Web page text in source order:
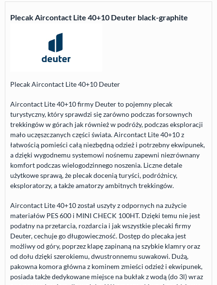
Plecak Aircontact Lite 40+10 Deuter black-graphite
Plecak Aircontact Lite 40+10 Deuter
Aircontact Lite 40+10 firmy Deuter to pojemny plecak
turystyczny, który sprawdzi się zarówno podczas forsownych
trekkingów w górach jak również w podróży, podczas eksploracji
mało uczęszczanych części świata. Aircontact Lite 40+10 z
łatwością pomieści całą niezbędną odzież i potrzebny ekwipunek,
a dzięki wygodnemu systemowi nośnemu zapewni niezrównany
komfort podczas wielogodzinnego noszenia. Liczne detale
użytkowe sprawą, że plecak docenią turyści, podróżnicy,
eksploratorzy, a także amatorzy ambitnych trekkingów.
Aircontact Lite 40+10 został uszyty z odpornych na zużycie
materiałów PES600 i MINI CHECK 100HT. Dzięki temu nie jest
podatny na przetarcia, rozdarcia i jak wszystkie plecaki firmy
Deuter, cechuje go długowieczność. Dostęp do plecaka jest
możliwy od góry, poprzez klapę zapinaną na szybkie klamry oraz
od dołu dzięki szerokiemu, dwustronnemu suwakowi. Dużą,
pakowna komora główna z kominem zmieści odzież i ekwipunek,
posiada także dedykowane miejsce na bukłak z wodą (do 3l) wraz